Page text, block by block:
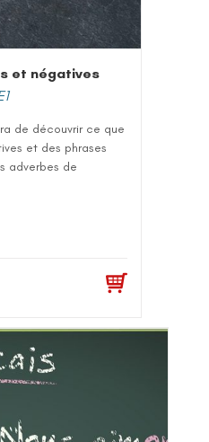
et négatives
de découvrir ce que
et des phrases
adverbes de